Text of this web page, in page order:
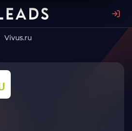
Vivus.ru